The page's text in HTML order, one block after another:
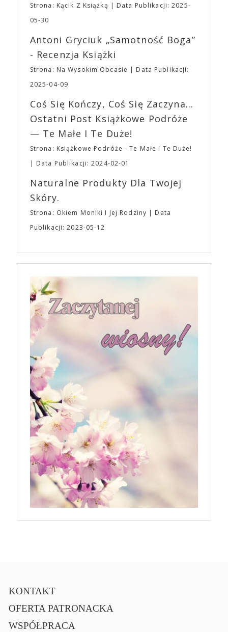
bohaterem własnej historii. W pełni autorska wizja
jednego z najbardziej interesujących współczesnych
(„Joker”, „Ona”) w swojej najbardziej zaskakującej
roli. Twórca kultowych „Dziedzictwo. Hereditary” i
„Midsommar. W biały dzień” zrealizował najbardziej
osobisty film, który pozwolił mu w pełni podzielić
się z widzami swoimi lękami, wizją świata, a przede
„Bo się boi” w kinach od 21 kwietnia.
zakupione na terenie imprezy. Ten zakaz nie będzie
dotyczył jedynie tych, którzy z imprezy wyjść nie
Wystawców i Obsługi. Na terenie hali nie zabraknie
Waszych ulubionych Wystawców serwujących
napoje oraz drobne przekąski a przed halą
planujemy Strefę FoodTrucków. Życzymy Wam
fantastycznego czasu oczekiwania na nadchodzącą
EXPO XXI!
Strona: Kącik Z Książką
Data Publikacji: 2025-
05-30
Antoni Gryciuk „Samotność Boga”
- Recenzja Książki
Strona: Na Wysokim Obcasie
Data Publikacji:
2025-04-09
Coś Się Kończy, Coś Się Zaczyna...
Ostatni Post Książkowe Podróże
— Te Małe I Te Duże!
Strona: Książkowe Podróże - Te Małe I Te Duże!
Data Publikacji: 2024-02-01
Naturalne Produkty Dla Twojej
Skóry.
Strona: Okiem Moniki I Jej Rodziny
Data
Publikacji: 2023-05-12
KONTAKT
OFERTA PATRONACKA
WSPÓŁPRACA